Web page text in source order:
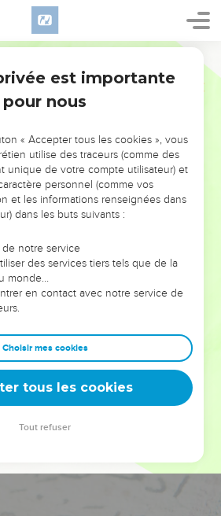
PAS L’ÉVÉNEMENT
L’ANNÉE !
POUVAIENT VOUS ÉVITER LES
VOTRES ?
on voit moins les doutes, les erreurs
ont traversés, alors même que ce
qui les ont façonnés.
leaders, entrepreneurs, et responsables
plus de sagesse afin que leurs erreurs
Que vous guidiez un ministère, une
une famille, leur expérience est faite
est importante
pour nous
« Accepter tous les cookies », vous
utilise des traceurs (comme des
unique de votre compte utilisateur) et
personnel (comme vos
et les informations renseignées dans
dans les buts suivants :
notre service
des services tiers tels que de la
monde…
en contact avec notre service de
Choisir mes cookies
tous les cookies
Tout refuser